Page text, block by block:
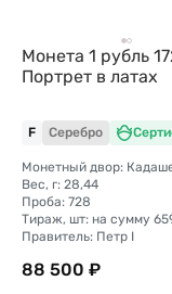
Монета 1 рубль
Портрет в латах
F Серебро
Вес, г: 28,44
Проба: 728
Правитель: Петр I
88 500 ₽